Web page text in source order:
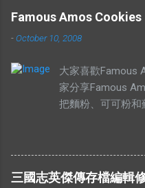
這只說重點
西。可是有些
價無市就是
應。”如果按
供應，卻無高
需求高過供
的角度去看
是不應該上揚
Famous Amos Cookies
-October 10, 2008
大家喜歡Famous
家分享Famous
把麵粉、可可粉和
（Walnut），攪
個盤裡，放入菜
材料攪拌均勻。攪
三國志英傑傳存檔編輯